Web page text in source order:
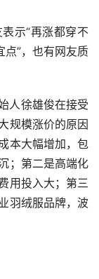
示“再涨都穿不
点”，也有网友质
人徐雄俊在接受
规模涨价的原因
本大幅增加，包
；第二是高端化
用投入大；第三
羽绒服品牌，波